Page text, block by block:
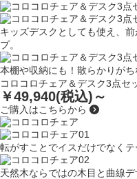
キッズデスクとしても使え、
プ。
本棚や収納にも！散らかりがち
コロコロチェア＆デスク3点セ
￥49,940(税込)～
ご購入はこちらから
転がすことでイスだけでなく
天然木ならではの木目と曲線